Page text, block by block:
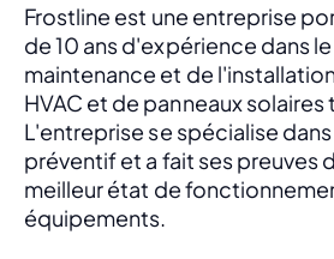
Frostline est une entreprise
de 10 ans d'expérience dans
maintenance et de
HVAC et de panneaux solaires
L'entreprise se spécialise
préventif et a fait ses preuves
meilleur état de
équipements.